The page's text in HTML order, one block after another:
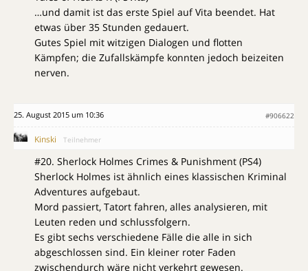
…und damit ist das erste Spiel auf Vita beendet. Hat
etwas über 35 Stunden gedauert.
Gutes Spiel mit witzigen Dialogen und flotten
Kämpfen; die Zufallskämpfe konnten jedoch beizeiten
nerven.
25. August 2015 um 10:36 #906622
Kinski Teilnehmer
#20. Sherlock Holmes Crimes & Punishment (PS4)
Sherlock Holmes ist ähnlich eines klassischen Kriminal
Adventures aufgebaut.
Mord passiert, Tatort fahren, alles analysieren, mit
Leuten reden und schlussfolgern.
Es gibt sechs verschiedene Fälle die alle in sich
abgeschlossen sind. Ein kleiner roter Faden
zwischendurch wäre nicht verkehrt gewesen.